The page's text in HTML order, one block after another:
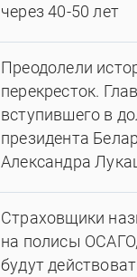
через 40-50 лет
Преодолели
перекресток.
вступившего в
президента
Александра
Страховщики
на полисы
будут